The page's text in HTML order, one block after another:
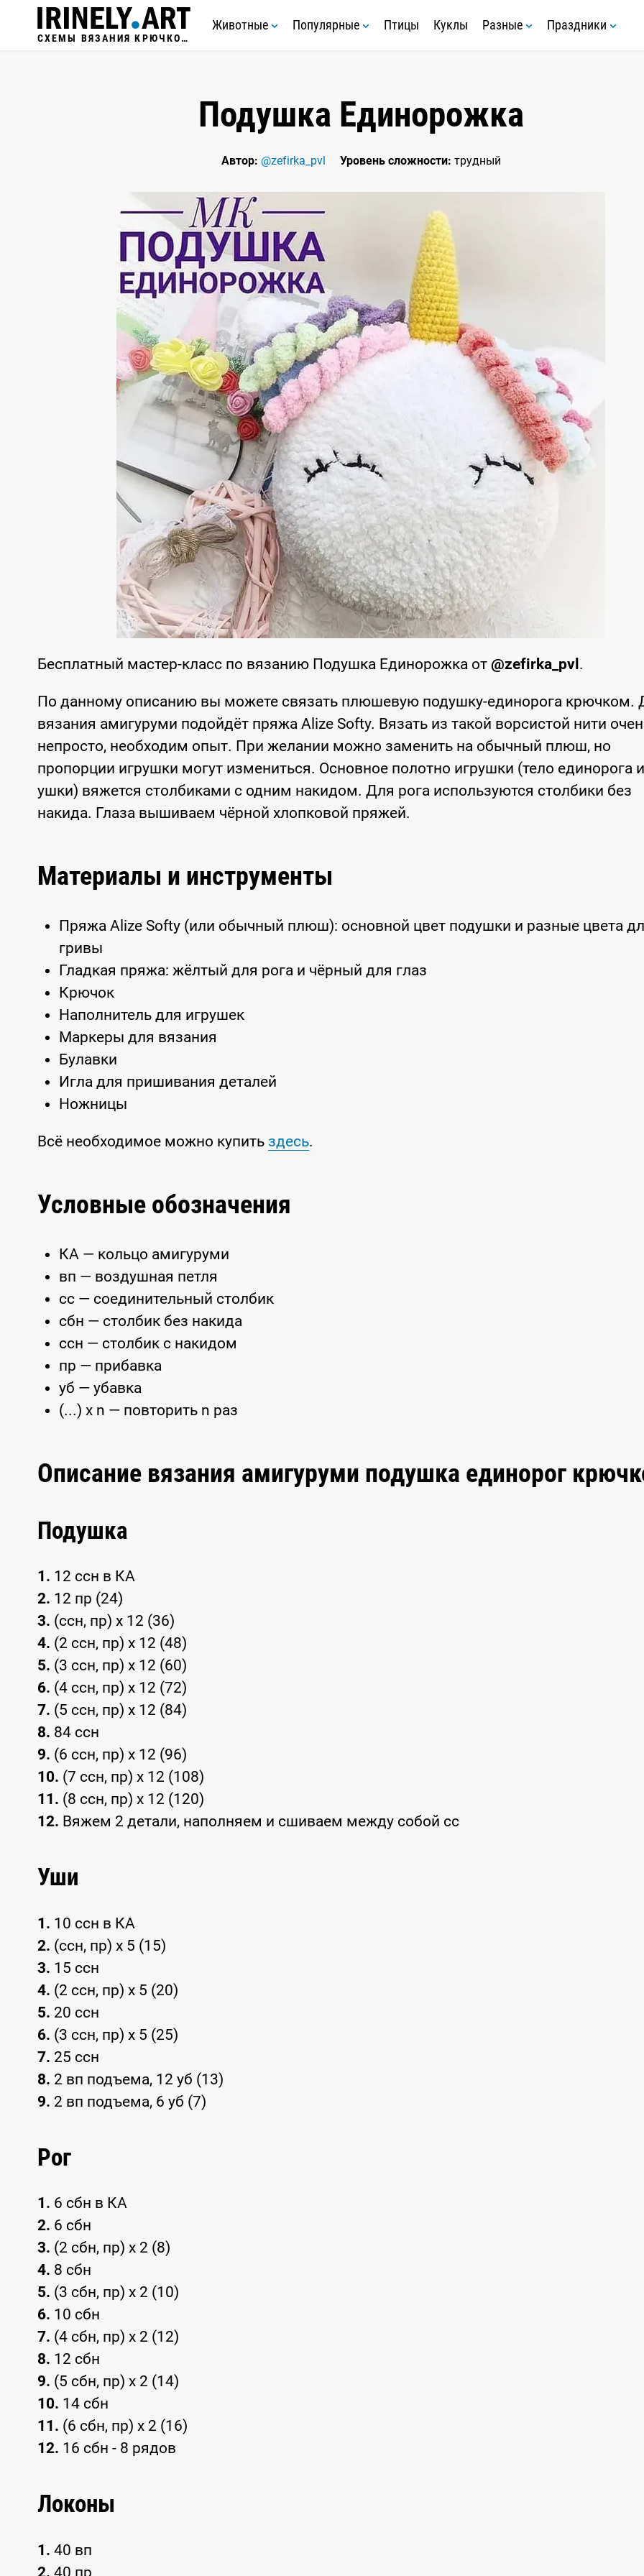
СХЕМЫ ВЯЗАНИЯ КРЮЧКОМ
Животные Популярные Птицы Куклы Разные Праздники
Подушка Единорожка
Автор: @zefirka_pvl Уровень сложности: трудный
Бесплатный мастер-класс по вязанию Подушка Единорожка от @zefirka_pvl .
По данному описанию вы можете связать плюшевую подушку-единорога крючком.
вязания амигуруми подойдёт пряжа Alize Softy. Вязать из такой ворсистой нити
непросто, необходим опыт. При желании можно заменить на обычный плюш, но
пропорции игрушки могут измениться. Основное полотно игрушки (тело единорога и
ушки) вяжется столбиками с одним накидом. Для рога используются столбики без
накида. Глаза вышиваем чёрной хлопковой пряжей.
Материалы и инструменты
Пряжа Alize Softy (или обычный плюш): основной цвет подушки и разные цвета
гривы
Гладкая пряжа: жёлтый для рога и чёрный для глаз
Крючок
Наполнитель для игрушек
Маркеры для вязания
Булавки
Игла для пришивания деталей
Ножницы
Всё необходимое можно купить здесь.
Условные обозначения
КА — кольцо амигуруми
вп — воздушная петля
сс — соединительный столбик
сбн — столбик без накида
ссн — столбик с накидом
пр — прибавка
уб — убавка
(...) x n — повторить n раз
Описание вязания амигуруми подушка единорог
Подушка
1. 12 ссн в КА
2. 12 пр (24)
3. (ссн, пр) x 12 (36)
4. (2 ссн, пр) x 12 (48)
5. (3 ссн‚ пр) x 12 (60)
6. (4 ссн, пр) x 12 (72)
7. (5 ссн‚ пр) x 12 (84)
8. 84 ссн
9. (6 ссн, пр) x 12 (96)
10. (7 ссн, пр) x 12 (108)
11. (8 ссн, пр) x 12 (120)
12. Вяжем 2 детали, наполняем и сшиваем между собой сс
Уши
1. 10 ссн в КА
2. (ссн, пр) x 5 (15)
3. 15 ссн
4. (2 ссн, пр) x 5 (20)
5. 20 ссн
6. (3 ссн, пр) x 5 (25)
7. 25 ссн
8. 2 вп подъема, 12 уб (13)
9. 2 вп подъема, 6 уб (7)
Рог
1. 6 сбн в КА
2. 6 сбн
3. (2 сбн, пр) x 2 (8)
4. 8 сбн
5. (3 сбн, пр) x 2 (10)
6. 10 сбн
7. (4 сбн, пр) x 2 (12)
8. 12 сбн
9. (5 сбн, пр) x 2 (14)
10. 14 сбн
11. (6 сбн, пр) x 2 (16)
12. 16 сбн - 8 рядов
Локоны
1. 40 вп
2. 40 пр